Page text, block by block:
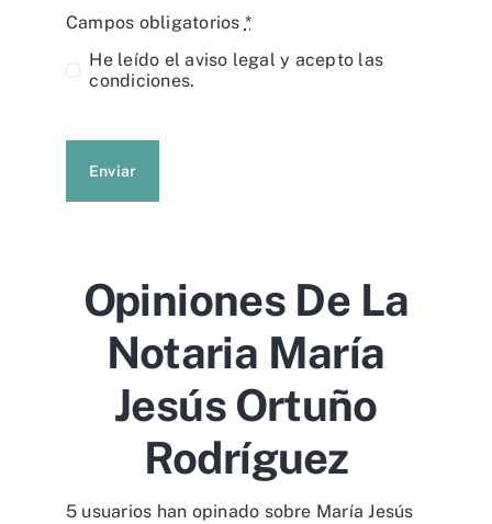
Campos obligatorios *
He leído elaviso legal y acepto las
condiciones.
Enviar
Opiniones De La
Notaria María
Jesús Ortuño
Rodríguez
5 usuarios han opinado sobre María Jesús